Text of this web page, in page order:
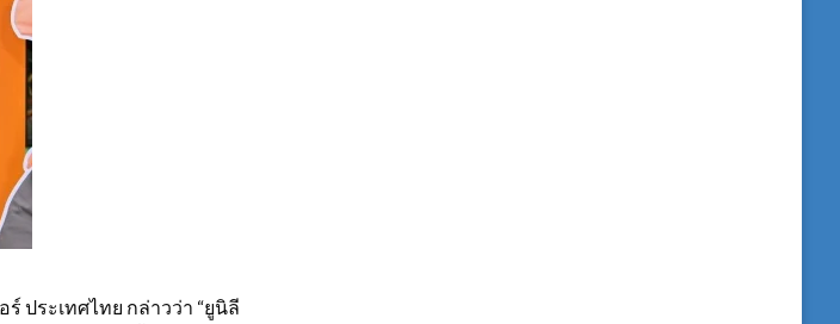
ประเทศไทย กล่าวว่า “ยูนิลี